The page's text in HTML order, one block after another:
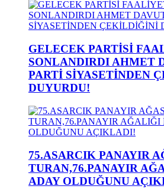
GELECEK PARTİSİ
SONLANDIRDI AHMET
PARTİ SİYASETİNDEN
DUYURDU!
75.ASARCIK PANAYIR
TURAN,76.PANAYIR
ADAY OLDUĞUNU